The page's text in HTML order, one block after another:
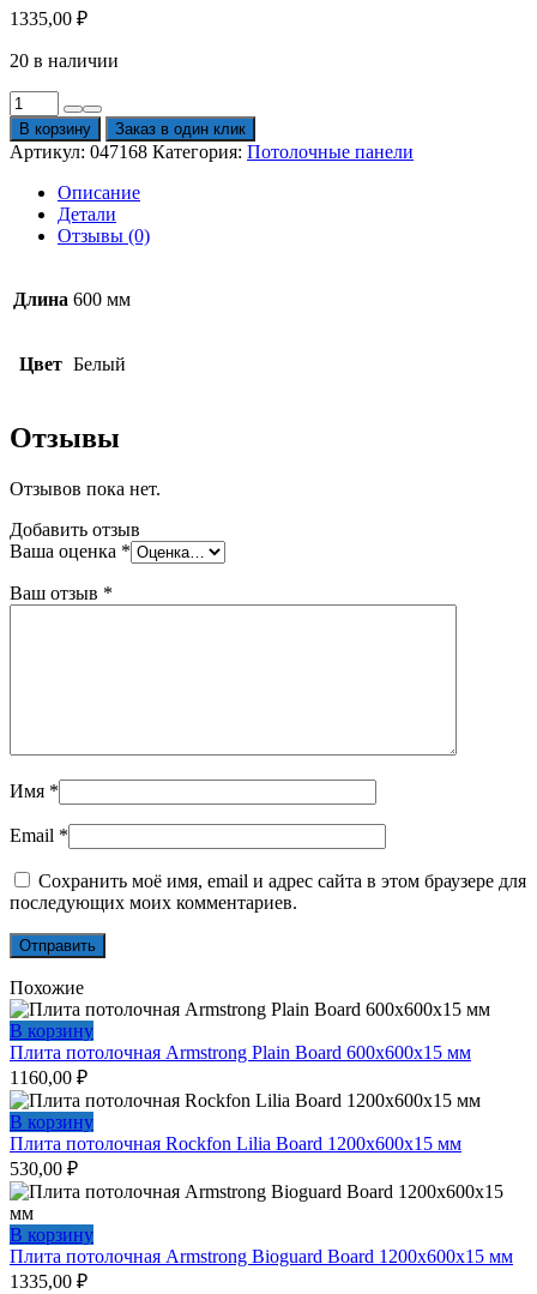
1335,00 ₽
20 в наличии
Количество
товара
Плита
потолочная
Armstrong
Bioguard
Board
600х600х15
В корзину Заказ в один клик
Артикул: 047168 Категория: Потолочные панели
Описание
Детали
Отзывы (0)
Длина 600 мм
Цвет Белый
Отзывы
Отзывов пока нет.
Добавить отзыв
Ваша оценка *
Ваш отзыв *
Имя *
Email *
Сохранить моё имя, email и адрес сайта в этом браузере для
последующих моих комментариев.
Похожие
В корзину
Плита потолочная Armstrong Plain Board 600х600х15 мм
1160,00 ₽
В корзину
Плита потолочная Rockfon Lilia Board 1200х600х15 мм
530,00 ₽
В корзину
Плита потолочная Armstrong Bioguard Board 1200х600х15 мм
1335,00 ₽